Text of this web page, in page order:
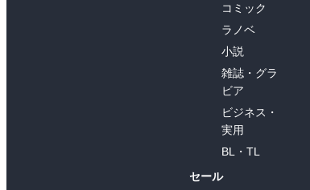
コミック
ラノベ
小説
雑誌・グラ
ビア
ビジネス・
実用
BL・TL
セール